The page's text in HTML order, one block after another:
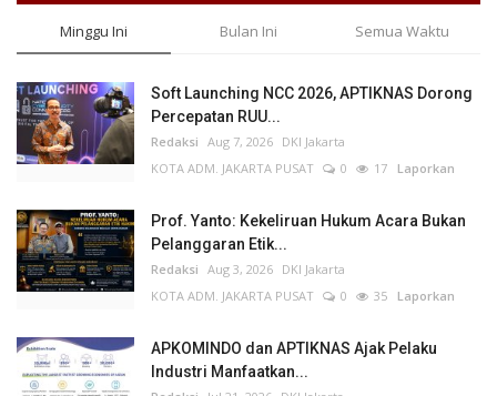
Minggu Ini Bulan Ini Semua Waktu
Soft Launching NCC 2026, APTIKNAS Dorong
Percepatan RUU...
Redaksi Aug 7, 2026 DKI Jakarta
KOTA ADM. JAKARTA PUSAT
0 17 Laporkan
Prof. Yanto: Kekeliruan Hukum Acara Bukan
Pelanggaran Etik...
Redaksi Aug 3, 2026 DKI Jakarta
KOTA ADM. JAKARTA PUSAT
0 35 Laporkan
APKOMINDO dan APTIKNAS Ajak Pelaku
Industri Manfaatkan...